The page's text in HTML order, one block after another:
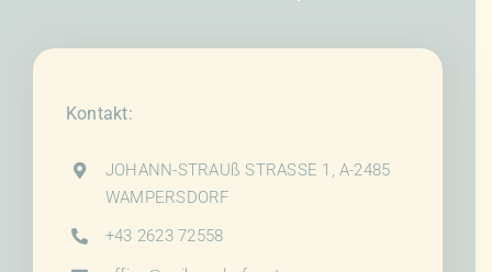
Kontakt:
JOHANN-STRAUß STRASSE 1, A-2485
WAMPERSDORF
+43 2623 72558